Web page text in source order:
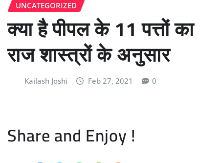
UNCATEGORIZED
क्या है पीपल के 11 पत्तों का
राज शास्त्रों के अनुसार
Kailash Joshi Feb 27, 2021 0
Share and Enjoy !